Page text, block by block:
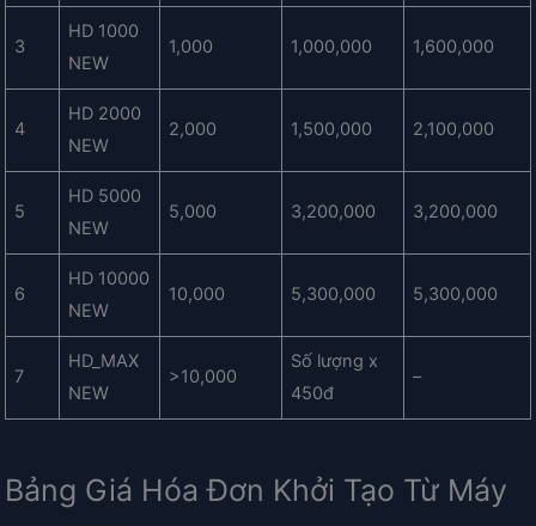
3
HD 1000
NEW
1,000 1,000,000 1,600,000
4
HD 2000
NEW
2,000 1,500,000 2,100,000
5
HD 5000
NEW
5,000 3,200,000 3,200,000
6
HD 10000
NEW
10,000 5,300,000 5,300,000
7
HD_MAX
NEW
>10,000
Số lượng x
450đ
–
Bảng Giá Hóa Đơn Khởi Tạo Từ Máy